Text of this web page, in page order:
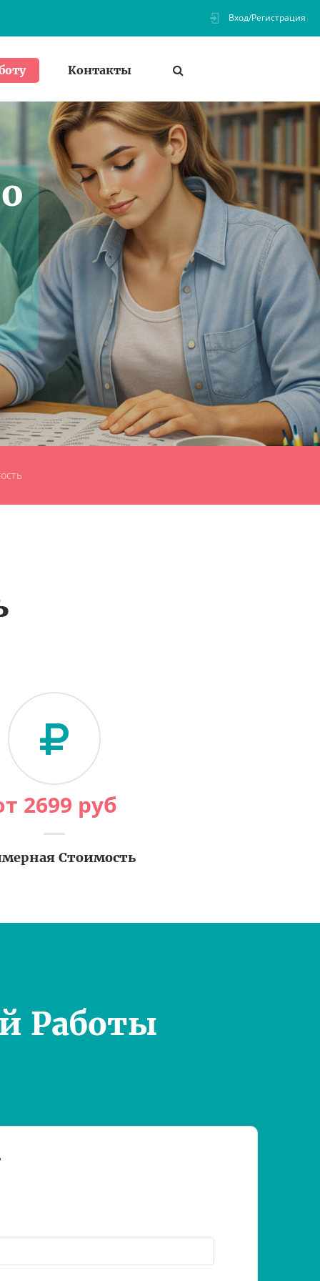
Вход/Регистрация
Контакты
2699 руб
Стоимость
Работы